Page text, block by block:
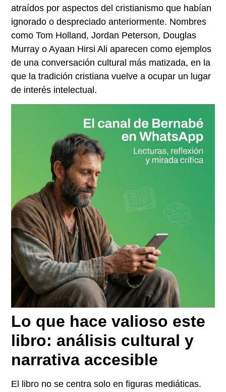
atraídos por aspectos del cristianismo que habían
ignorado o despreciado anteriormente. Nombres
como Tom Holland, Jordan Peterson, Douglas
Murray o Ayaan Hirsi Ali aparecen como ejemplos
de una conversación cultural más matizada, en la
que la tradición cristiana vuelve a ocupar un lugar
de interés intelectual.
Lo que hace valioso este
libro: análisis cultural y
narrativa accesible
El libro no se centra solo en figuras mediáticas.